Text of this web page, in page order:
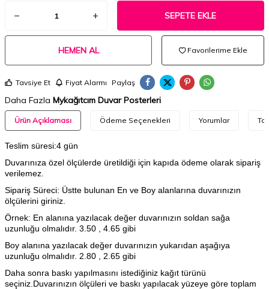
SEPETE EKLE
HEMEN AL Favorilerime Ekle
Tavsiye Et Fiyat Alarmı Paylaş
Daha Fazla Mykağıtcım Duvar Posterleri
Ürün Açıklaması Ödeme Seçenekleri Yorumlar
Teslim süresi:4 gün
Duvarınıza özel ölçülerde üretildiği için kapıda ödeme olarak sipariş
verilemez.
Sipariş Süreci: Üstte bulunan En ve Boy alanlarına duvarınızın
ölçülerini giriniz.
Örnek: En alanına yazılacak değer duvarınızın soldan sağa
uzunluğu olmalıdır. 3.50 , 4.65 gibi
Boy alanına yazılacak değer duvarınızın yukarıdan aşağıya
uzunluğu olmalıdır. 2.80 , 2.65 gibi
Daha sonra baskı yapılmasını istediğiniz kağıt türünü
seçiniz.Duvarınızın ölçüleri ve baskı yapılacak yüzeye göre toplam